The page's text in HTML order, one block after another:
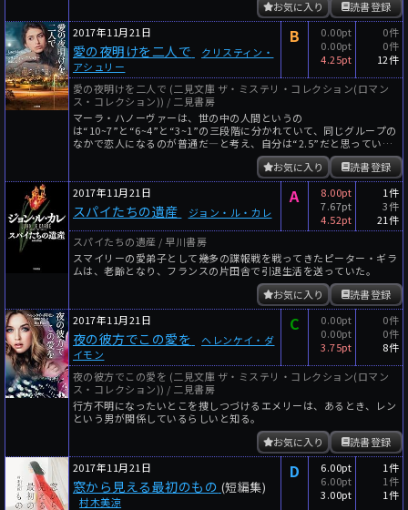
読書登録
お気に入り
2017年11月21日
愛の夜明けを二人で
クリスティン・
アシュリー
B
0.00pt
0.00pt
4.25pt
0件
0件
12件
愛の夜明けを二人で (二見文庫 ザ・ミステリ・コレクション(ロマン
ス・コレクション)) / 二見書房
マーラ・ハノーヴァーは、世の中の人間というの
は“10~7”と“6~4”と“3~1”の三段階に分かれていて、同じグループの
なかで恋人になるのが普通だ―と考え、自分は“2.5”だと思ってい
読書登録
お気に入り
2017年11月21日
スパイたちの遺産 ジョン・ル・カレ
A
8.00pt
7.67pt
4.52pt
1件
3件
21件
スパイたちの遺産 / 早川書房
スマイリーの愛弟子として幾多の諜報戦を戦ってきたピーター・ギラ
ムは、老齢となり、フランスの片田舎で引退生活を送っていた。
読書登録
お気に入り
2017年11月21日
夜の彼方でこの愛を
ヘレンケイ・ダ
イモン
C
0.00pt
0.00pt
3.75pt
0件
0件
8件
夜の彼方でこの愛を (二見文庫 ザ・ミステリ・コレクション(ロマン
ス・コレクション)) / 二見書房
行方不明になったいとこを捜しつづけるエメリーは、あるとき、レン
という男が関係しているらしいと知る。
読書登録
お気に入り
2017年11月21日
窓から見える最初のもの (短編集)
村木美涼
D
6.00pt
6.00pt
3.00pt
1件
1件
1件